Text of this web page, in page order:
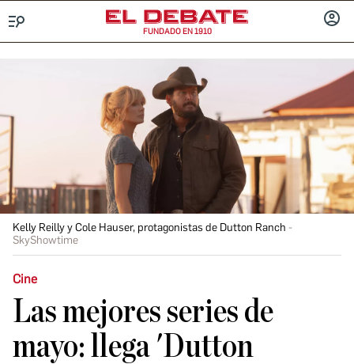
FUNDADO EN 1910
Kelly Reilly y Cole Hauser, protagonistas de Dutton Ranch
SkyShowtime
Cine
Las mejores series de
mayo: llega 'Dutton